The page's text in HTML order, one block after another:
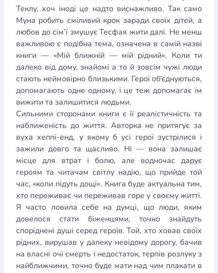
Теклу, хоч іноді це надто виснажливо. Так само
Муна робить сміливий крок заради своїх дітей, а
любов до сім’ї змушує Тесфая жити далі. Не менш
важливою є подібна тема, означена в самій назві
книги — «Мій ближній — мій рідний». Коли ти
далеко від дому, знайомі а то й зовсім чужі люди
стають неймовірно близькими. Герої об’єднуються,
допомагають одне одному, і це теж допомагає їм
вижити та залишитися людьми.
Сильними сторонами книги є її реалістичність та
наближеність до життя. Авторка не притягує за
вуха хеппі-енд, у якому б усі герої зустрілися і
зажили довго та щасливо. Ні — вона залишає
місце для втрат і болю, але водночас дарує
героям та читачам світлу надію, що прийде той
час, «коли підуть дощі». Книга буде актуальна тим,
хто переживає чи переживав горе у своєму житті.
Я часто ловила себе на думці, що люди, яким
довелося стати біженцями, точно знайдуть
споріднені душі серед героїв. Той, хто ховав своїх
рідних, вирушав у далеку невідому дорогу, бачив
на власні очі смерть і недостаток, терпів розлуку з
найближчими, точно буде мати над чим плакати в